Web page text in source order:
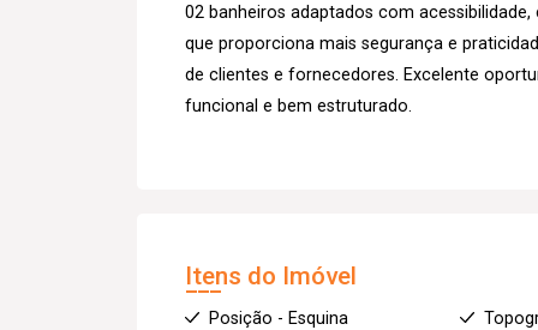
02 banheiros adaptados com
que proporciona mais segurança e
de clientes e fornecedores. Excelente
funcional e bem estruturado.
Itens do Imóvel
Posição - Esquina